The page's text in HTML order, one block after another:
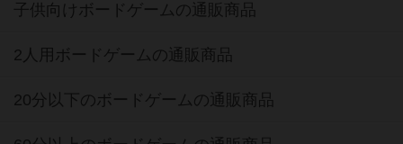
子供向けボードゲームの通販商品
2人用ボードゲームの通販商品
20分以下のボードゲームの通販商品